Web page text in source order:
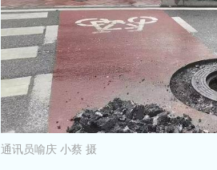
通讯员喻庆 小蔡 摄